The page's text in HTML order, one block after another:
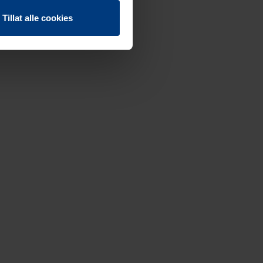
Tillat alle cookies